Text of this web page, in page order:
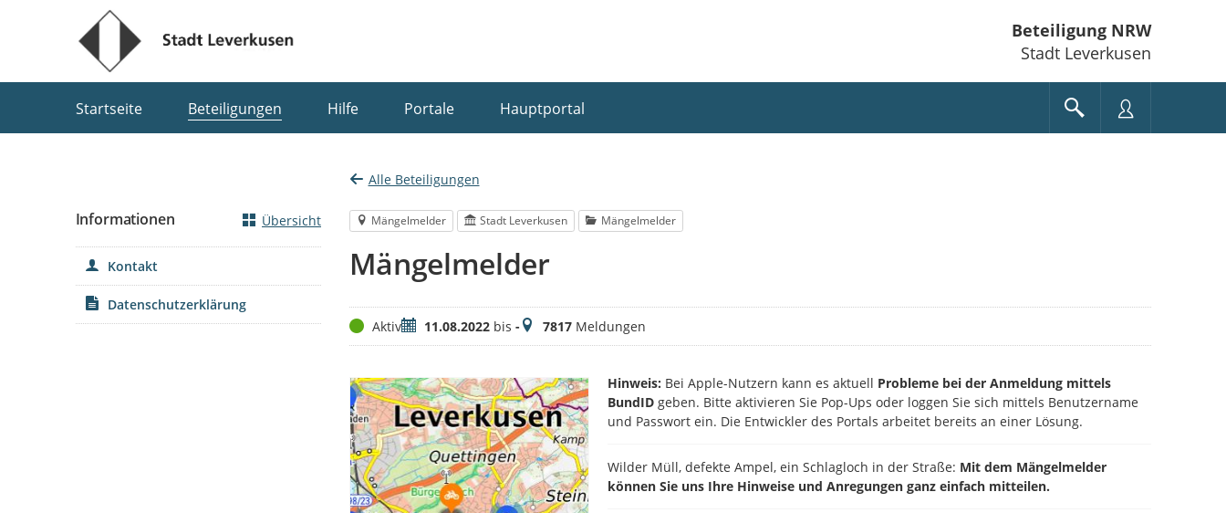
Beteiligung NRW
Stadt Leverkusen
Startseite Beteiligungen Hilfe Portale Hauptportal
Alle Beteiligungen
Mängelmelder Stadt Leverkusen Mängelmelder
Mängelmelder
StatusAktivZeitraum
11.08.2022bis -Meldungen
7817Meldungen
Hinweis: Bei Apple-Nutzern kann es aktuell Probleme bei der Anmeldung mittels
BundID geben. Bitte aktivieren Sie Pop-Ups oder loggen Sie sich mittels Benutzername
und Passwort ein. Die Entwickler des Portals arbeitet bereits an einer Lösung.
Wilder Müll, defekte Ampel, ein Schlagloch in der Straße: Mit dem Mängelmelder
können Sie uns Ihre Hinweise und Anregungen ganz einfach mitteilen.
Informationen Übersicht
Kontakt
Datenschutzerklärung